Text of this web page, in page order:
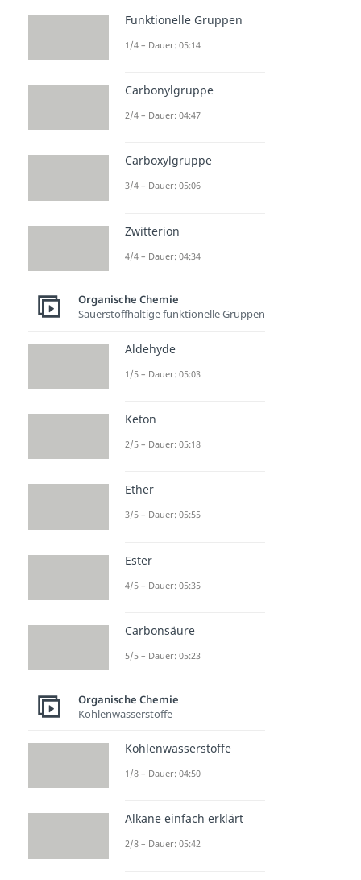
Funktionelle Gruppen
1/4 – Dauer: 05:14
Carbonylgruppe
2/4 – Dauer: 04:47
Carboxylgruppe
3/4 – Dauer: 05:06
Zwitterion
4/4 – Dauer: 04:34
Organische Chemie
Sauerstoffhaltige funktionelle Gruppen
Aldehyde
1/5 – Dauer: 05:03
Keton
2/5 – Dauer: 05:18
Ether
3/5 – Dauer: 05:55
Ester
4/5 – Dauer: 05:35
Carbonsäure
5/5 – Dauer: 05:23
Organische Chemie
Kohlenwasserstoffe
Kohlenwasserstoffe
1/8 – Dauer: 04:50
Alkane einfach erklärt
2/8 – Dauer: 05:42